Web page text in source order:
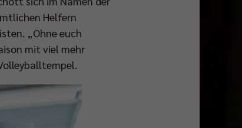
Helfern
„Ohne euch
mit viel mehr